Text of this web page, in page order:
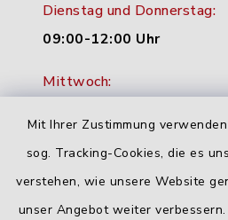
Mit Ihrer Zustimmung
sog. Tracking-Cookies, die es
verstehen, wie unsere Website
unser Angebot weiter
Dienstag und Donnerstag:
09:00-12:00 Uhr
Mittwoch:
Freitag:
geschlossen